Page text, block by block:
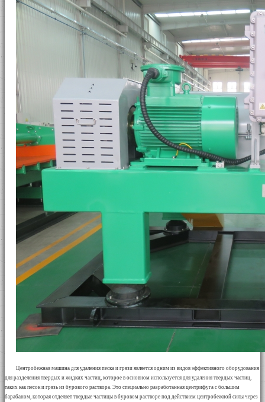
Центробежная машина для удаления песка и грязи является одним из видов эффективного оборудования
для разделения твердых и жидких частиц, которое в основном используется для удаления твердых частиц,
таких как песок и грязь из бурового раствора. Это специально разработанная центрифуга с большим
барабаном, которая отделяет твердые частицы в буровом растворе под действием центробежной силы через